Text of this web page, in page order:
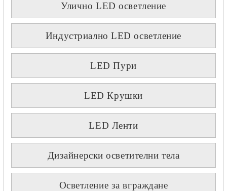
Улично LED осветление
Индустриално LED осветление
LED Пури
LED Крушки
LED Ленти
Дизайнерски осветителни тела
Осветление за вграждане